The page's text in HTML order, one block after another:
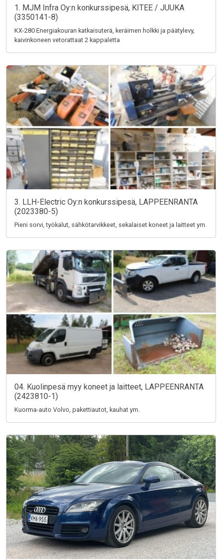
1. MJM Infra Oy:n konkurssipesä, KITEE / JUUKA
(3350141-8)
KX-280 Energiakouran katkaisuterä, keräimen holkki ja päätylevy,
kaivinkoneen vetorattaat 2 kappaletta
3. LLH-Electric Oy:n konkurssipesä, LAPPEENRANTA
(2023380-5)
Pieni sorvi, työkalut, sähkötarvikkeet, sekalaiset koneet ja laitteet ym.
04. Kuolinpesä myy koneet ja laitteet, LAPPEENRANTA
(2423810-1)
Kuorma-auto Volvo, pakettiautot, kauhat ym.